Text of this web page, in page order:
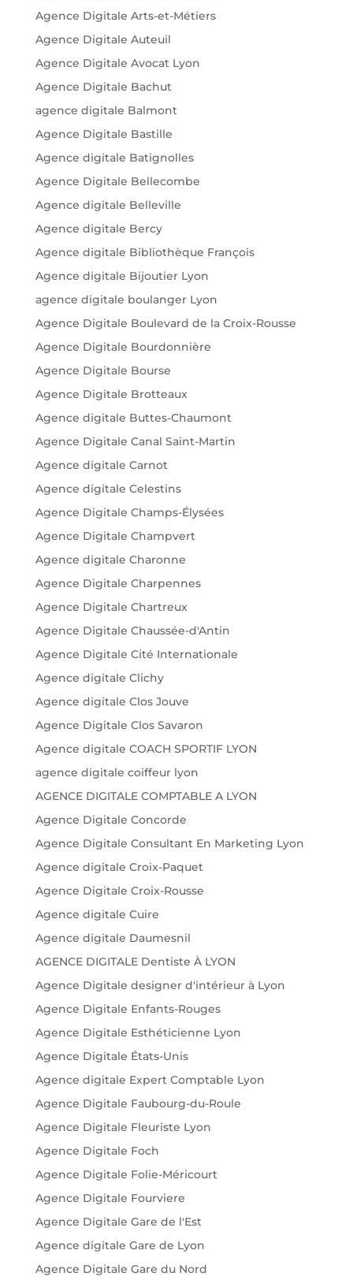
Agence Digitale Arts-et-Métiers
Agence Digitale Auteuil
Agence Digitale Avocat Lyon
Agence Digitale Bachut
agence digitale Balmont
Agence Digitale Bastille
Agence digitale Batignolles
Agence Digitale Bellecombe
Agence digitale Belleville
Agence digitale Bercy
Agence digitale Bibliothèque François
Agence digitale Bijoutier Lyon
agence digitale boulanger Lyon
Agence Digitale Boulevard de la Croix-Rousse
Agence Digitale Bourdonnière
Agence Digitale Bourse
Agence Digitale Brotteaux
Agence digitale Buttes-Chaumont
Agence Digitale Canal Saint-Martin
Agence digitale Carnot
Agence digitale Celestins
Agence Digitale Champs-Élysées
Agence Digitale Champvert
Agence digitale Charonne
Agence Digitale Charpennes
Agence Digitale Chartreux
Agence Digitale Chaussée-d'Antin
Agence Digitale Cité Internationale
Agence digitale Clichy
Agence digitale Clos Jouve
Agence Digitale Clos Savaron
Agence digitale COACH SPORTIF LYON
agence digitale coiffeur lyon
AGENCE DIGITALE COMPTABLE A LYON
Agence Digitale Concorde
Agence Digitale Consultant En Marketing Lyon
Agence digitale Croix-Paquet
Agence Digitale Croix-Rousse
Agence digitale Cuire
Agence digitale Daumesnil
AGENCE DIGITALE Dentiste À LYON
Agence Digitale designer d'intérieur à Lyon
Agence Digitale Enfants-Rouges
Agence Digitale Esthéticienne Lyon
Agence Digitale États-Unis
Agence digitale Expert Comptable Lyon
Agence Digitale Faubourg-du-Roule
Agence Digitale Fleuriste Lyon
Agence Digitale Foch
Agence Digitale Folie-Méricourt
Agence Digitale Fourviere
Agence Digitale Gare de l'Est
Agence digitale Gare de Lyon
Agence Digitale Gare du Nord